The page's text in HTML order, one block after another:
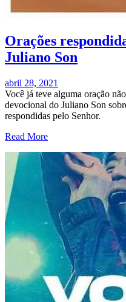
Orações
Juliano Son
abril 28, 2021
Você já teve alguma oração
devocional do Juliano Son
respondidas pelo Senhor.
Read More